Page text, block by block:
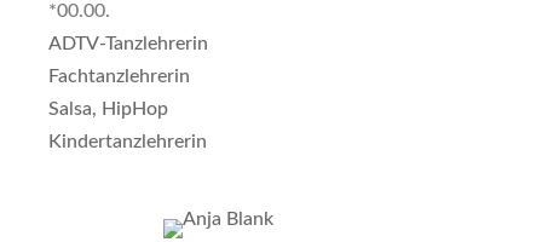
*00.00.
ADTV-Tanzlehrerin
Fachtanzlehrerin
Salsa, HipHop
Kindertanzlehrerin